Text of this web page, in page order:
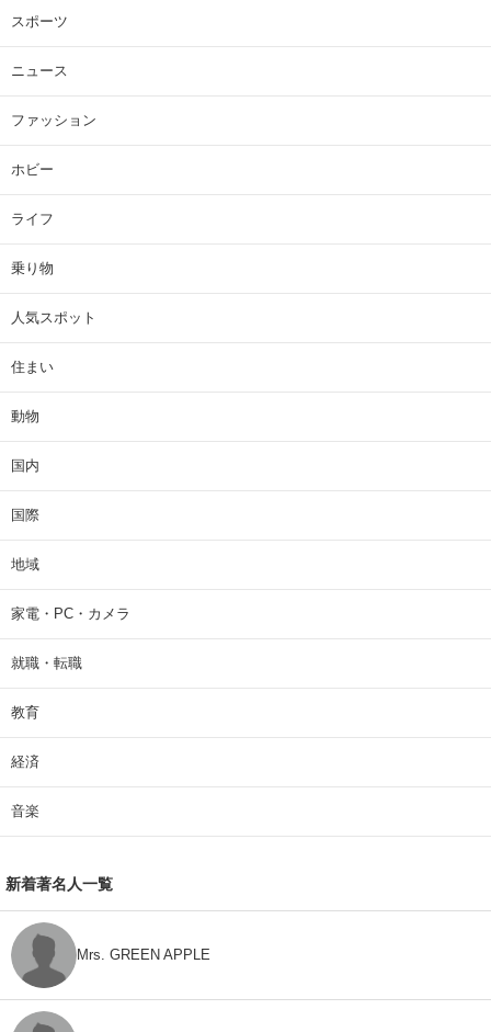
スポーツ
ニュース
ファッション
ホビー
ライフ
乗り物
人気スポット
住まい
動物
国内
国際
地域
家電・PC・カメラ
就職・転職
教育
経済
音楽
新着著名人一覧
Mrs. GREEN APPLE